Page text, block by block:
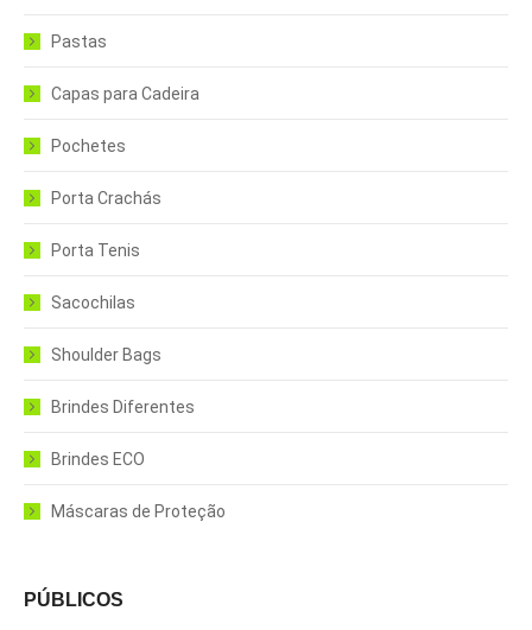
Pastas
Capas para Cadeira
Pochetes
Porta Crachás
Porta Tenis
Sacochilas
Shoulder Bags
Brindes Diferentes
Brindes ECO
Máscaras de Proteção
PÚBLICOS